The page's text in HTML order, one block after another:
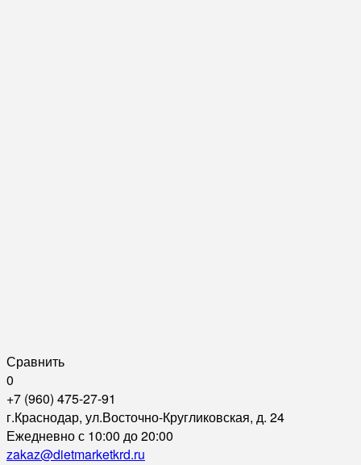
Сравнить
0
+7 (960) 475-27-91
г.Краснодар, ул.Восточно-Кругликовская, д. 24
Ежедневно с 10:00 до 20:00
zakaz@dietmarketkrd.ru